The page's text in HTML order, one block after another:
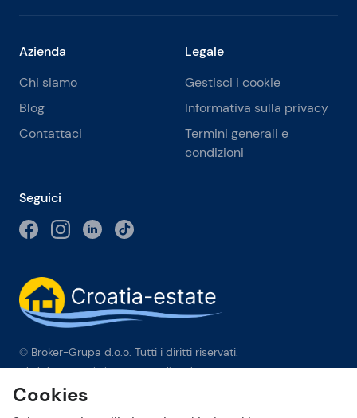
Azienda
Chi siamo
Blog
Contattaci
Legale
Gestisci i cookie
Informativa sulla privacy
Termini generali e
condizioni
Seguici
© Broker-Grupa d.o.o. Tutti i diritti riservati.
Obala kneza Branimira 1, 21000 Split-Phone: +385 98 384 007
Broker-grupa d.o.o. è membro esclusivo di Forbes Global
Cookies